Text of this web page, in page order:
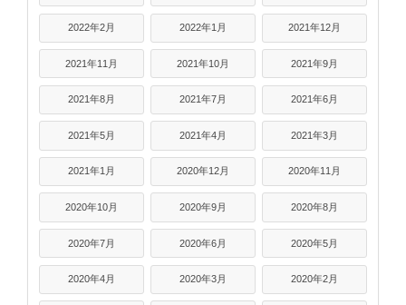
2022年2月 2022年1月 2021年12月
2021年11月 2021年10月 2021年9月
2021年8月 2021年7月 2021年6月
2021年5月 2021年4月 2021年3月
2021年1月 2020年12月 2020年11月
2020年10月 2020年9月 2020年8月
2020年7月 2020年6月 2020年5月
2020年4月 2020年3月 2020年2月